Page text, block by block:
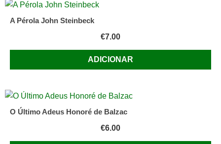
A Pérola John Steinbeck
€7.00
ADICIONAR
O Último Adeus Honoré de Balzac
€6.00